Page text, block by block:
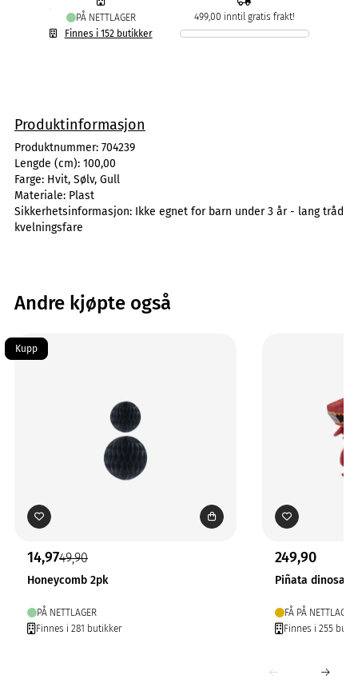
PÅ NETTLAGER
Finnes i 152 butikker
499,00 inntil gratis frakt!
Produktinformasjon
Produktnummer: 704239
Lengde (cm): 100,00
Farge: Hvit, Sølv, Gull
Materiale: Plast
Sikkerhetsinformasjon: Ikke egnet for barn under 3 år - lang tråd
kvelningsfare
Andre kjøpte også
Kupp
14,9749,90
Honeycomb 2pk
PÅ NETTLAGER
Finnes i 281 butikker
249,90
Piñata
FÅ PÅ NETTLAGER
Finnes i 255